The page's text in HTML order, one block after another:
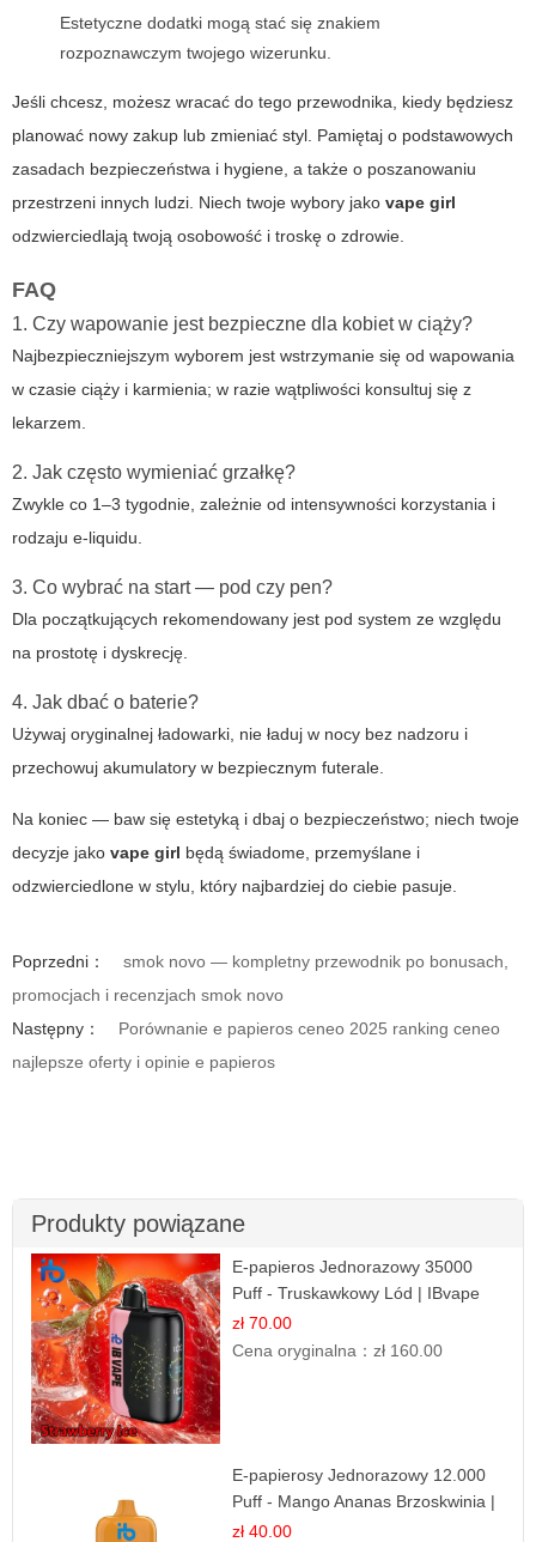
Estetyczne dodatki mogą stać się znakiem
rozpoznawczym twojego wizerunku.
Jeśli chcesz, możesz wracać do tego przewodnika, kiedy będziesz
planować nowy zakup lub zmieniać styl. Pamiętaj o podstawowych
zasadach bezpieczeństwa i hygiene, a także o poszanowaniu
przestrzeni innych ludzi. Niech twoje wybory jako vape girl
odzwierciedlają twoją osobowość i troskę o zdrowie.
FAQ
1. Czy wapowanie jest bezpieczne dla kobiet w ciąży?
Najbezpieczniejszym wyborem jest wstrzymanie się od wapowania
w czasie ciąży i karmienia; w razie wątpliwości konsultuj się z
lekarzem.
2. Jak często wymieniać grzałkę?
Zwykle co 1–3 tygodnie, zależnie od intensywności korzystania i
rodzaju e-liquidu.
3. Co wybrać na start — pod czy pen?
Dla początkujących rekomendowany jest pod system ze względu
na prostotę i dyskrecję.
4. Jak dbać o baterie?
Używaj oryginalnej ładowarki, nie ładuj w nocy bez nadzoru i
przechowuj akumulatory w bezpiecznym futerale.
Na koniec — baw się estetyką i dbaj o bezpieczeństwo; niech twoje
decyzje jako vape girl będą świadome, przemyślane i
odzwierciedlone w stylu, który najbardziej do ciebie pasuje.
Poprzedni：
smok novo — kompletny przewodnik po bonusach,
promocjach i recenzjach smok novo
Następny：
Porównanie e papieros ceneo 2025 ranking ceneo
najlepsze oferty i opinie e papieros
Produkty powiązane
E-papieros Jednorazowy 35000
Puff - Truskawkowy Lód | IBvape
zł 70.00
Cena oryginalna：zł 160.00
E-papierosy Jednorazowy 12.000
Puff - Mango Ananas Brzoskwinia |
Tropikalna Mieszanka
zł 40.00